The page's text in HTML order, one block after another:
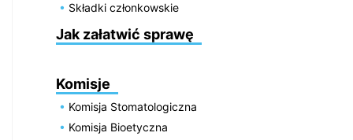
Składki członkowskie
Jak załatwić sprawę
Komisje
Komisja Stomatologiczna
Komisja Bioetyczna